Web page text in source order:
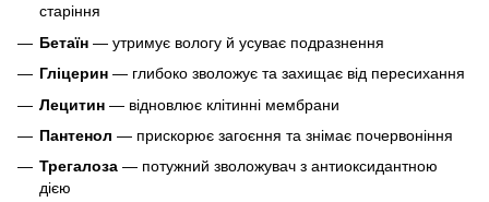
старіння
Бетаїн — утримує вологу й усуває подразнення
Гліцерин — глибоко зволожує та захищає від пересихання
Лецитин — відновлює клітинні мембрани
Пантенол — прискорює загоєння та знімає почервоніння
Трегалоза — потужний зволожувач з антиоксидантною
дією